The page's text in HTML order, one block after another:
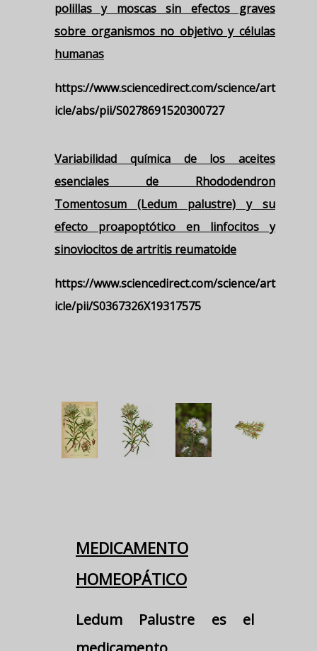
polillas y moscas sin efectos graves
sobre organismos no objetivo y células
humanas
https://www.sciencedirect.com/science/art
icle/abs/pii/S0278691520300727
Variabilidad química de los aceites
esenciales de Rhododendron
Tomentosum (Ledum palustre) y su
efecto proapoptótico en linfocitos y
sinoviocitos de artritis reumatoide
https://www.sciencedirect.com/science/art
icle/pii/S0367326X19317575
MEDICAMENTO
HOMEOPÁTICO
Ledum Palustre es el